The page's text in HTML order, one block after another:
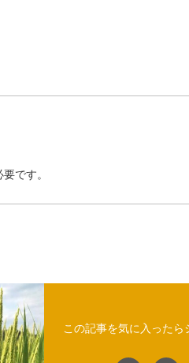
です。
この記事を気に入ったら